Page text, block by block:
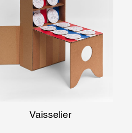
Vaisselier